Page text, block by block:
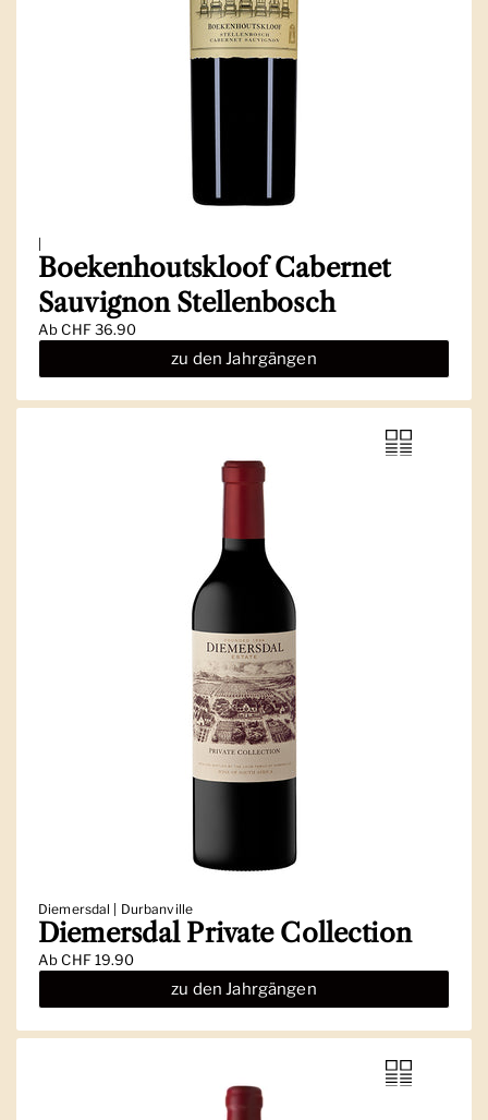
Boekenhoutskloof Cabernet
Sauvignon Stellenbosch
AbCHF 36.90
zu den Jahrgängen
Diemersdal | Durbanville
Diemersdal Private Collection
AbCHF 19.90
zu den Jahrgängen